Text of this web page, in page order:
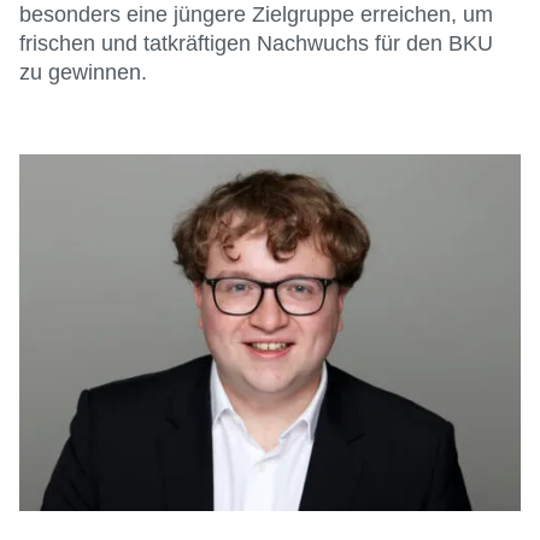
besonders eine jüngere Zielgruppe erreichen, um
frischen und tatkräftigen Nachwuchs für den BKU
zu gewinnen.